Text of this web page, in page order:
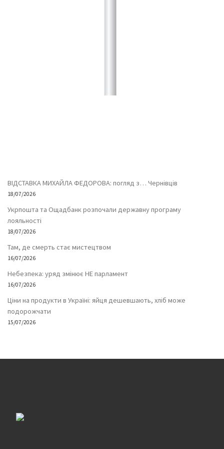
ВІДСТАВКА МИХАЙЛА ФЕДОРОВА: погляд з… Чернівців
18/07/2026
Укрпошта та Ощадбанк розпочали державну програму
лояльності
18/07/2026
Там, де смерть стає мистецтвом
16/07/2026
Небезпека: уряд змінює НЕ парламент
16/07/2026
Ціни на продукти в Україні: яйця дешевшають, хліб може
подорожчати
15/07/2026